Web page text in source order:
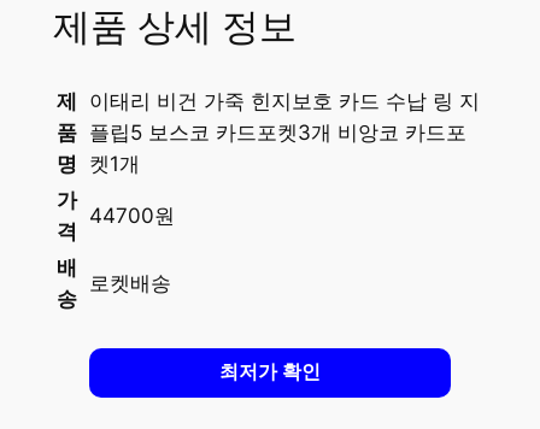
제품 상세 정보
제
품
명
이태리 비건 가죽 힌지보호 카드 수납 링 지
플립5 보스코 카드포켓3개 비앙코 카드포
켓1개
가
격
44700원
배
송
로켓배송
최저가 확인